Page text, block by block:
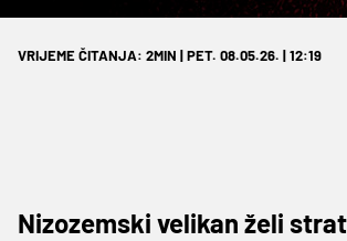
VRIJEME ČITANJA: 2MIN | PET. 08.05.26. | 12:19
Nizozemski velikan želi